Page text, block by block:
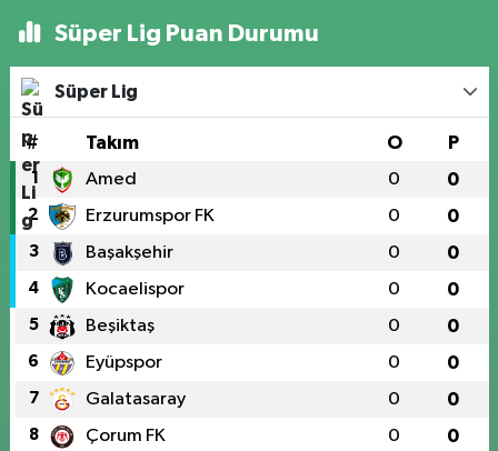
Süper Lig Puan Durumu
Süper Lig
# Takım O P
1 Amed 0 0
2 Erzurumspor FK 0 0
3 Başakşehir 0 0
4 Kocaelispor 0 0
5 Beşiktaş 0 0
6 Eyüpspor 0 0
7 Galatasaray 0 0
8 Çorum FK 0 0